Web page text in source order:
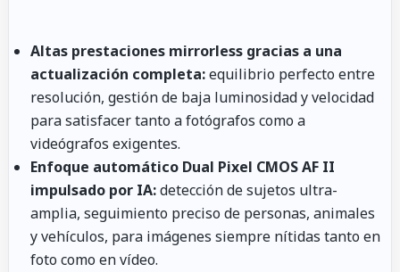
Altas prestaciones mirrorless gracias a una
actualización completa:equilibrio perfecto entre
resolución, gestión de baja luminosidad y velocidad
para satisfacer tanto a fotógrafos como a
videógrafos exigentes.
Enfoque automático Dual Pixel CMOS AF II
impulsado por IA:detección de sujetos ultra-
amplia, seguimiento preciso de personas, animales
y vehículos, para imágenes siempre nítidas tanto en
foto como en vídeo.